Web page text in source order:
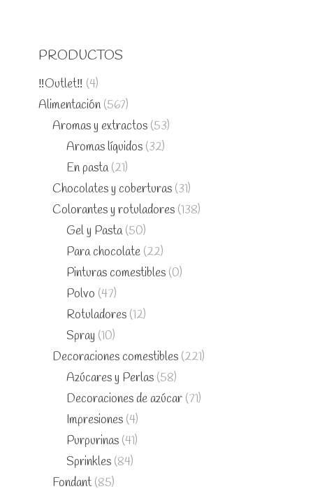
PRODUCTOS
‼️Outlet‼️ (4)
Alimentación (567)
Aromas y extractos (53)
Aromas líquidos (32)
En pasta (21)
Chocolates y coberturas (31)
Colorantes y rotuladores (138)
Gel y Pasta (50)
Para chocolate (22)
Pinturas comestibles (0)
Polvo (47)
Rotuladores (12)
Spray (10)
Decoraciones comestibles (221)
Azúcares y Perlas (58)
Decoraciones de azúcar (71)
Impresiones (4)
Purpurinas (41)
Sprinkles (84)
Fondant (85)